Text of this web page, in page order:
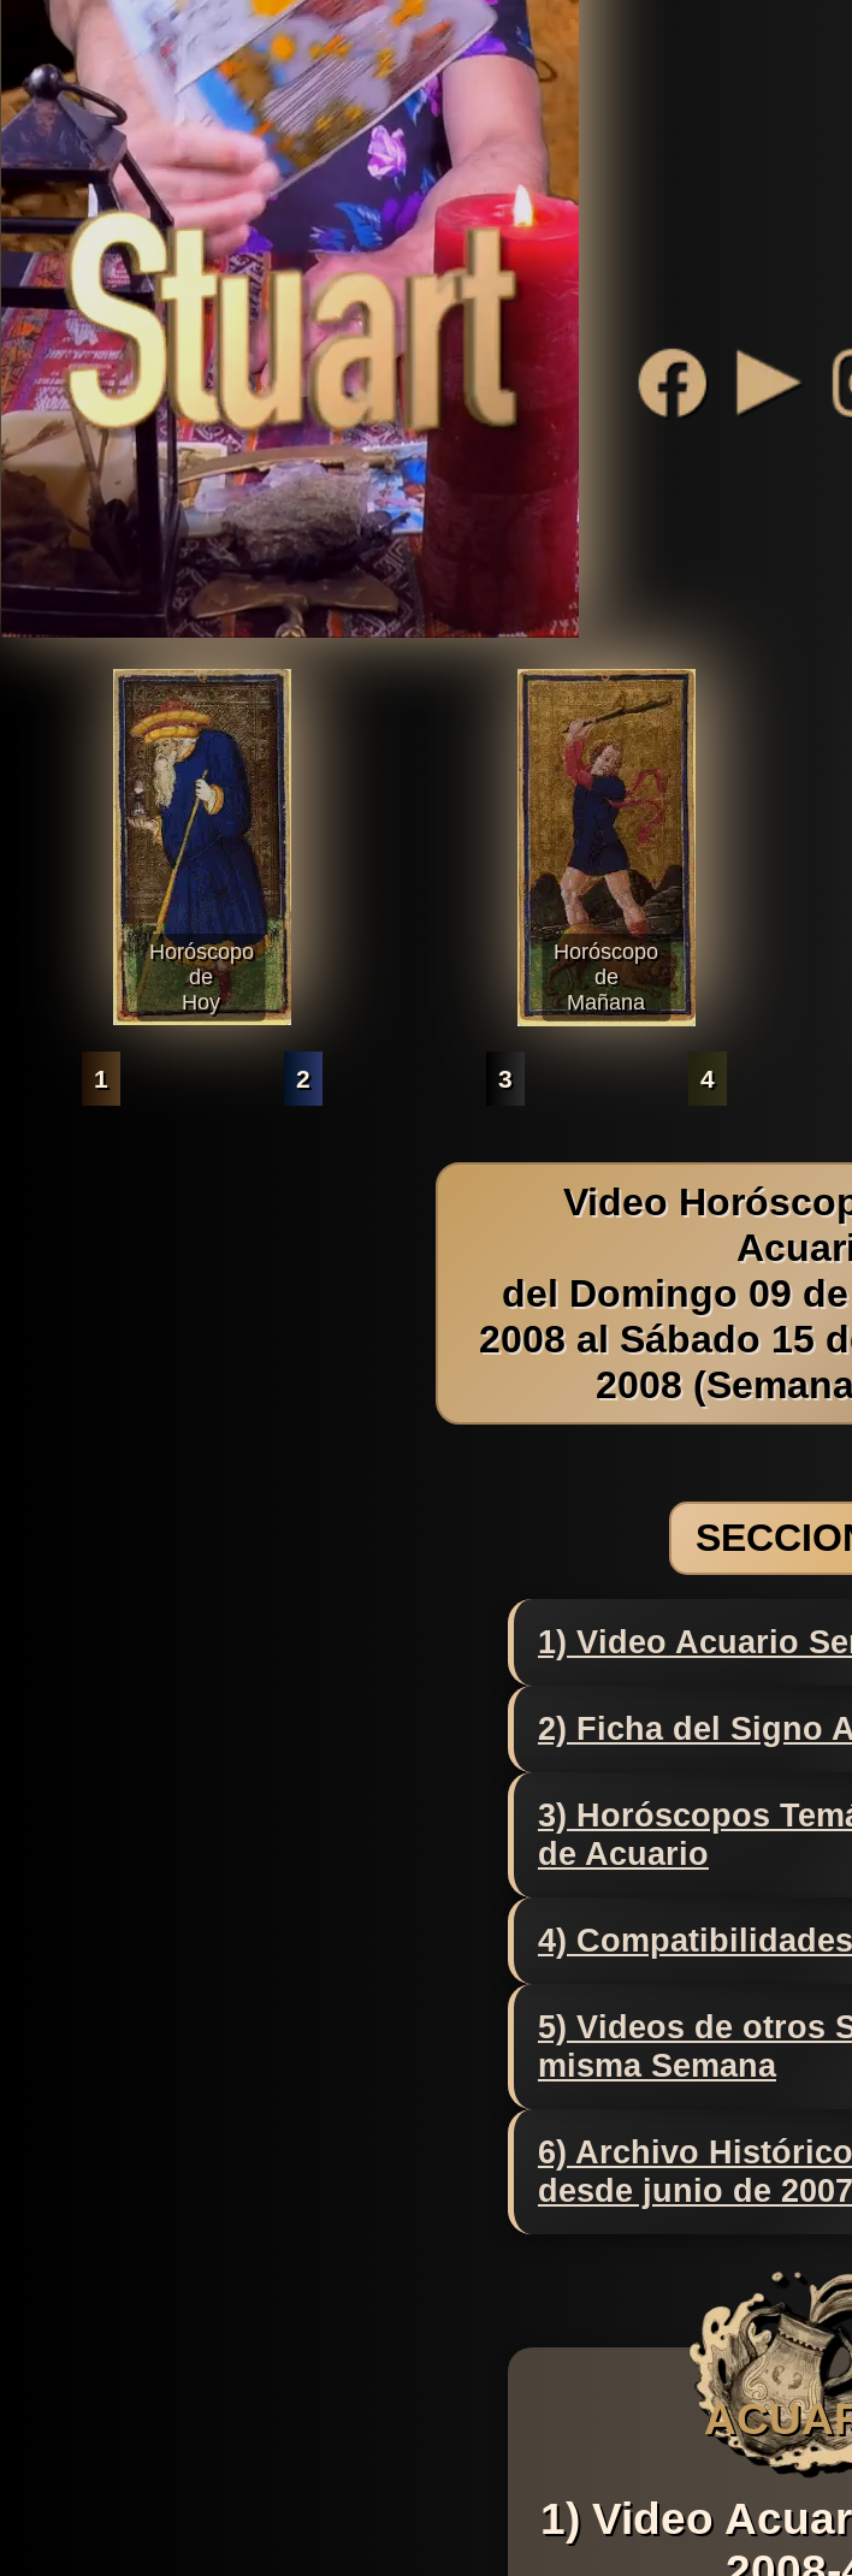
Horóscopo
de
Hoy
Horóscopo
de
Mañana
1 2 3 4
Video
del Domingo 09
2008 al Sábado 15
2008
1) Video Acuario
2) Ficha del Signo
3) Horóscopos
de Acuario
4)
5) Videos de otros
misma Semana
6) Archivo
desde junio de 2007
1) Video